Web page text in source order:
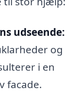
udseende:
og
i en
facade.